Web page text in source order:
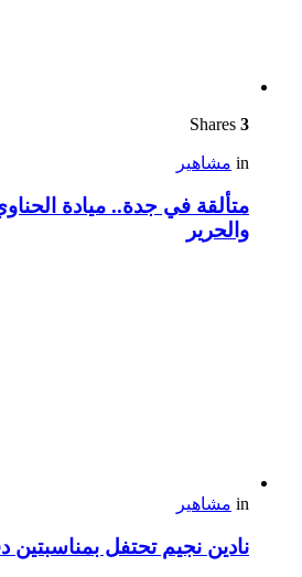
3
in مشاهير
متألقة في جدة.. ميادة
والحرير
in مشاهير
نادين نجيم تحتفل بمناسبتين